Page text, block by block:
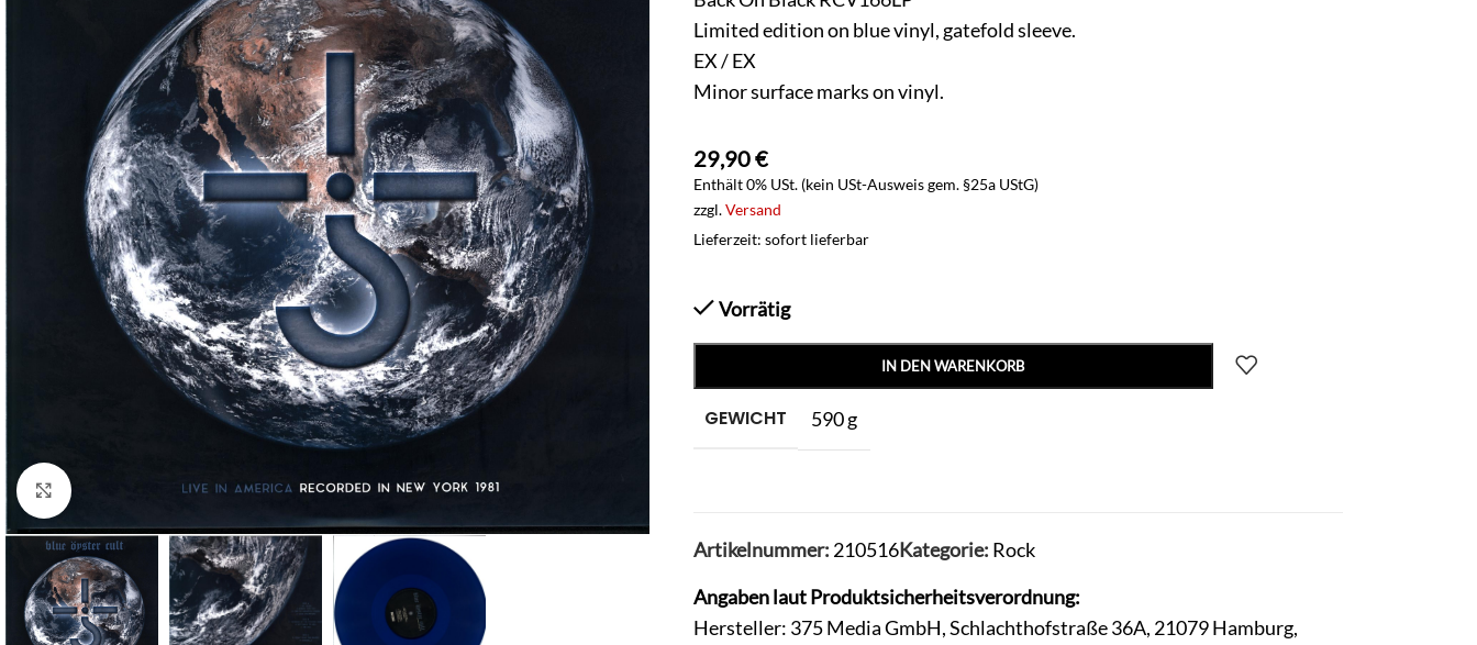
Klick zum Vergrößern
Limited edition on blue vinyl, gatefold sleeve.
EX / EX
Minor surface marks on vinyl.
29,90€
Enthält 0% USt. (kein USt-Ausweis gem. §25a UStG)
zzgl.Versand
Lieferzeit: sofort lieferbar
Vorrätig
IN DEN WARENKORB
GEWICHT 590 g
Artikelnummer: 210516Kategorie: Rock
Angaben laut Produktsicherheitsverordnung:
Hersteller: 375 Media GmbH, Schlachthofstraße 36A, 21079 Hamburg,